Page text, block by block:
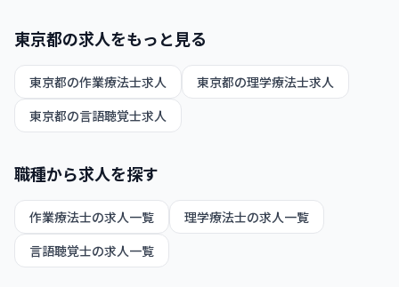
東京都の求人をもっと見る
東京都の作業療法士求人 東京都の理学療法士求人
東京都の言語聴覚士求人
職種から求人を探す
作業療法士の求人一覧 理学療法士の求人一覧
言語聴覚士の求人一覧